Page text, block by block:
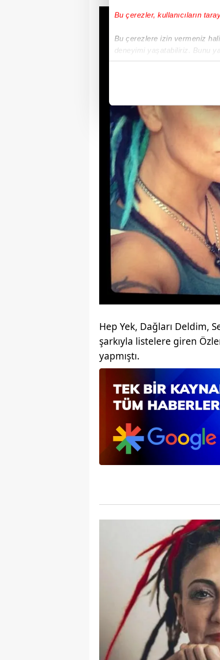
Bu çerezler, kullanıcıların
Bu çerezlere izin vermeniz
deneyimi yaşatabiliriz. Bunu
içerikleri sunabilmek adına
Sizlere daha iyi bir hizmet
çerezler vasıtasıyla çeşitli
amacıyla kullanılmaktadır.
reklam/pazarlama
Çerezlere ilişkin tercihlerinizi
butonuna tıklayabilir,
Çerez
6698 sayılı Kişisel Verilerin
mevzuata uygun olarak
Hep Yek, Dağları Deldim,
şarkıyla listelere giren
yapmıştı.